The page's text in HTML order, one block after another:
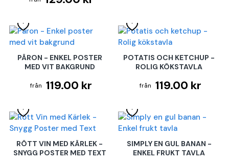
PÄRON - ENKEL POSTER
MED VIT BAKGRUND
119.00 kr
POTATIS OCH KETCHUP -
ROLIG KÖKSTAVLA
119.00 kr
RÖTT VIN MED KÄRLEK -
SNYGG POSTER MED TEXT
SIMPLY EN GUL BANAN -
ENKEL FRUKT TAVLA